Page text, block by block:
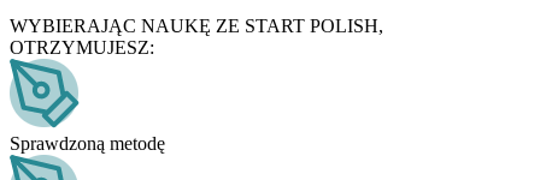
WYBIERAJĄC NAUKĘ ZE START POLISH,
OTRZYMUJESZ:
Sprawdzoną metodę